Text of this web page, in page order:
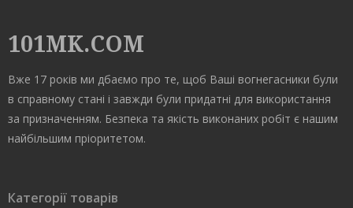
101MK.COM
Вже 17 років ми дбаємо про те, щоб Ваші вогнегасники були
в справному стані і завжди були придатні для використання
за призначенням. Безпека та якість виконаних робіт є нашим
найбільшим пріоритетом.
Категорії товарів